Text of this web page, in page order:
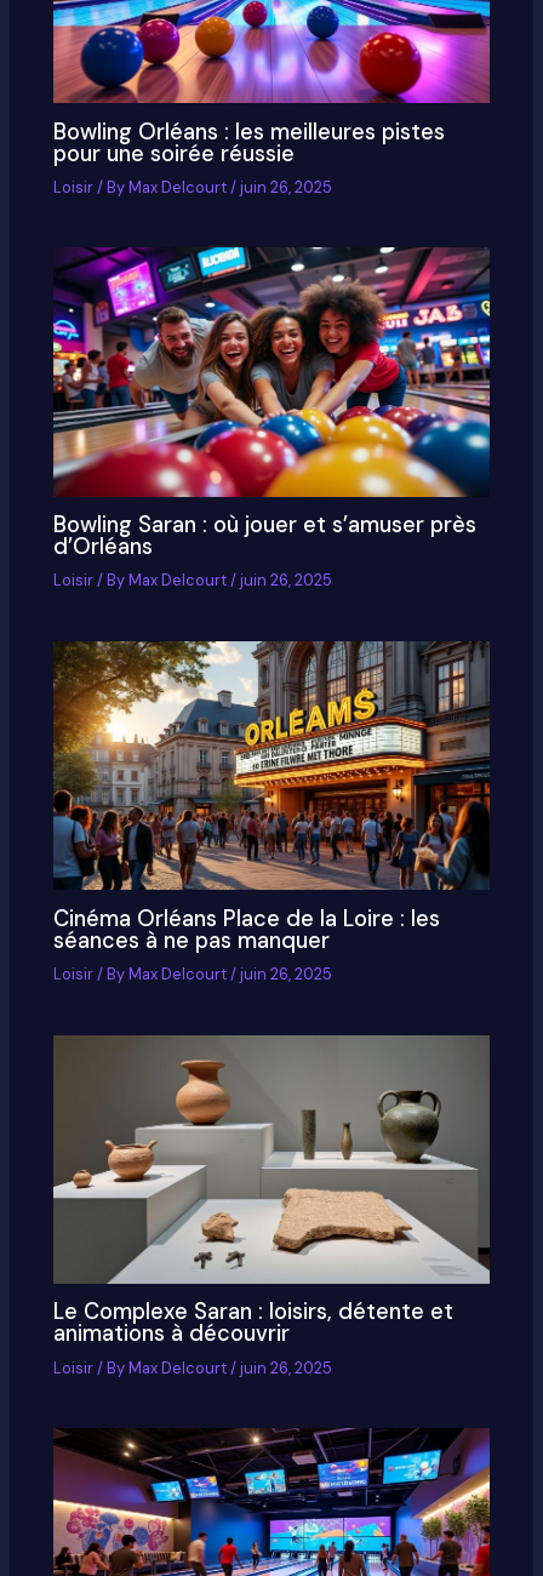
Bowling Orléans : les meilleures pistes
pour une soirée réussie
Loisir/ ByMax Delcourt/juin 26, 2025
Bowling Saran : où jouer et s’amuser près
d’Orléans
Loisir/ ByMax Delcourt/juin 26, 2025
Cinéma Orléans Place de la Loire : les
séances à ne pas manquer
Loisir/ ByMax Delcourt/juin 26, 2025
Le Complexe Saran : loisirs, détente et
animations à découvrir
Loisir/ ByMax Delcourt/juin 26, 2025